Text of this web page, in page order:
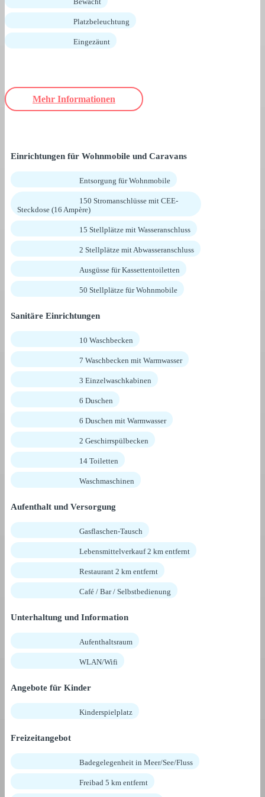
Platzbeleuchtung
Eingezäunt
Mehr Informationen
Einrichtungen für Wohnmobile und Caravans
Entsorgung für Wohnmobile
150 Stromanschlüsse mit CEE-
Steckdose (16 Ampère)
15 Stellplätze mit Wasseranschluss
2 Stellplätze mit Abwasseranschluss
Ausgüsse für Kassettentoiletten
50 Stellplätze für Wohnmobile
Sanitäre Einrichtungen
10 Waschbecken
7 Waschbecken mit Warmwasser
3 Einzelwaschkabinen
6 Duschen
6 Duschen mit Warmwasser
2 Geschirrspülbecken
14 Toiletten
Waschmaschinen
Aufenthalt und Versorgung
Gasflaschen-Tausch
Lebensmittelverkauf 2 km entfernt
Restaurant 2 km entfernt
Café / Bar / Selbstbedienung
Unterhaltung und Information
Aufenthaltsraum
WLAN/Wifi
Angebote für Kinder
Kinderspielplatz
Freizeitangebot
Badegelegenheit in Meer/See/Fluss
Freibad 5 km entfernt